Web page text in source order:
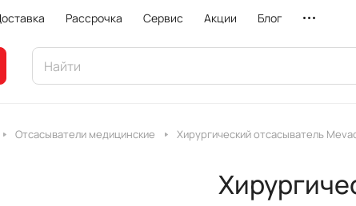
Рассрочка Сервис Акции Блог
Отсасыватели медицинские Хирургический отсасыватель